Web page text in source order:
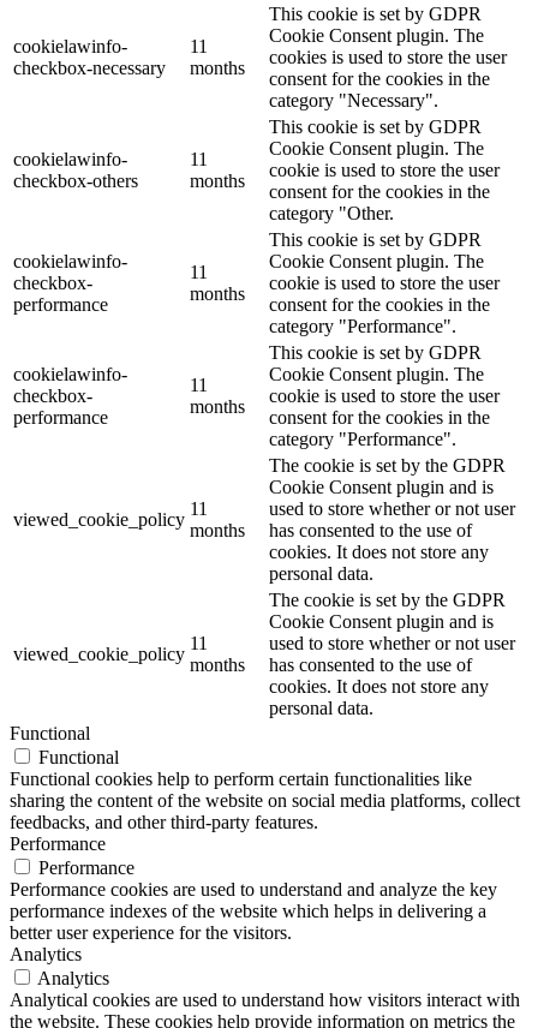
cookielawinfo-
checkbox-necessary
11
months
This cookie is set by GDPR
Cookie Consent plugin. The
cookies is used to store the user
consent for the cookies in the
category "Necessary".
cookielawinfo-
checkbox-others
11
months
This cookie is set by GDPR
Cookie Consent plugin. The
cookie is used to store the user
consent for the cookies in the
category "Other.
cookielawinfo-
checkbox-
performance
11
months
This cookie is set by GDPR
Cookie Consent plugin. The
cookie is used to store the user
consent for the cookies in the
category "Performance".
cookielawinfo-
checkbox-
performance
11
months
This cookie is set by GDPR
Cookie Consent plugin. The
cookie is used to store the user
consent for the cookies in the
category "Performance".
viewed_cookie_policy
11
months
The cookie is set by the GDPR
Cookie Consent plugin and is
used to store whether or not user
has consented to the use of
cookies. It does not store any
personal data.
viewed_cookie_policy
11
months
The cookie is set by the GDPR
Cookie Consent plugin and is
used to store whether or not user
has consented to the use of
cookies. It does not store any
personal data.
Functional
Functional
Functional cookies help to perform certain functionalities like
sharing the content of the website on social media platforms, collect
feedbacks, and other third-party features.
Performance
Performance
Performance cookies are used to understand and analyze the key
performance indexes of the website which helps in delivering a
better user experience for the visitors.
Analytics
Analytics
Analytical cookies are used to understand how visitors interact with
the website. These cookies help provide information on metrics the